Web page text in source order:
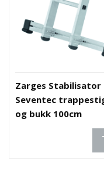
Zarges
Seventec
og bukk 100cm